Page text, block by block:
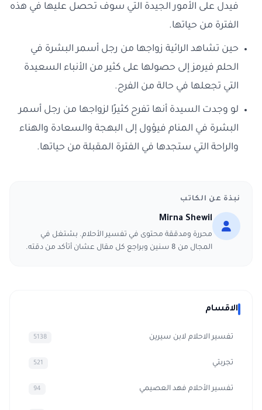
فيدل على الأمور الجيدة التي سوف تحصل عليها في هذه
الفترة من حياتها.
حين تشاهد الرائية زواجها من رجل أسمر البشرة في
الحلم فيرمز إلى حصولها على كثير من الأنباء السعيدة
التي تجعلها في حالة من الفرح.
لو وجدت السيدة أنها تفرح كثيرًا لزواجها من رجل أسمر
البشرة في المنام فيؤول إلى البهجة والسعادة والهناء
والراحة التي ستجدها في الفترة المقبلة من حياتها.
نبذة عن الكاتب
Mirna Shewil
محررة ومدققة محتوى في تفسير الأحلام. بشتغل في
المجال من 8 سنين وبراجع كل مقال عشان أتأكد من دقته.
الاقسام
تفسير الاحلام لابن سيرين 5138
تجربتي 521
تفسير الأحلام فهد العصيمي 94